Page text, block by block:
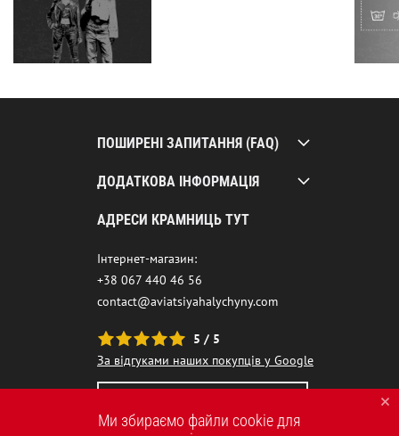
ПОШИРЕНІ ЗАПИТАННЯ (FAQ)
ДОДАТКОВА ІНФОРМАЦІЯ
АДРЕСИ КРАМНИЦЬ ТУТ
Інтернет-магазин:
+38 067 440 46 56
contact@aviatsiyahalychyny.com
5 / 5
За відгуками наших покупців у Google
Ми збираємо файли cookie для